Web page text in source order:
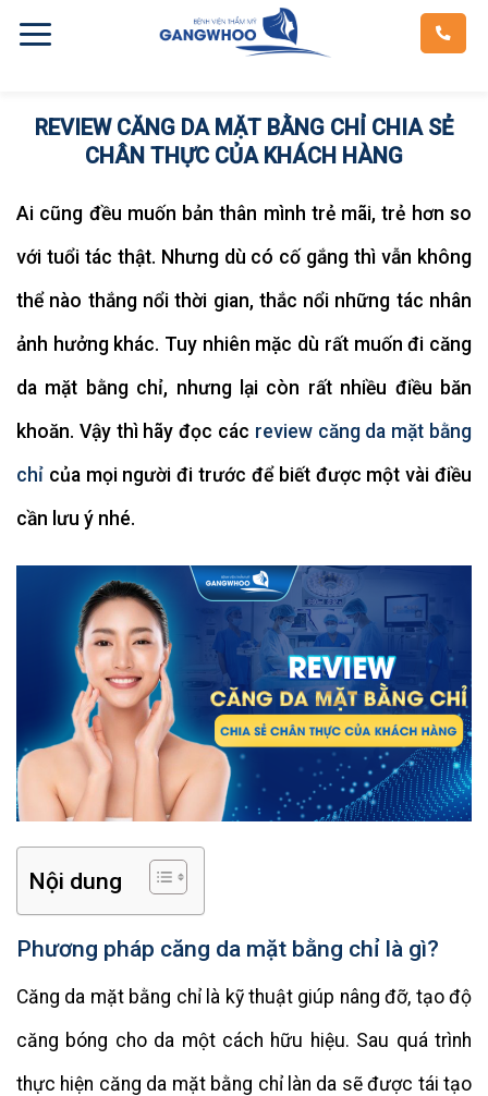
REVIEW CĂNG DA MẶT BẰNG CHỈ CHIA SẺ
CHÂN THỰC CỦA KHÁCH HÀNG
Ai cũng đều muốn bản thân mình trẻ mãi, trẻ hơn so
với tuổi tác thật. Nhưng dù có cố gắng thì vẫn không
thể nào thắng nổi thời gian, thắc nổi những tác nhân
ảnh hưởng khác. Tuy nhiên mặc dù rất muốn đi căng
da mặt bằng chỉ, nhưng lại còn rất nhiều điều băn
khoăn. Vậy thì hãy đọc các review căng da mặt bằng
chỉ của mọi người đi trước để biết được một vài điều
cần lưu ý nhé.
Nội dung
Phương pháp căng da mặt bằng chỉ là gì?
Căng da mặt bằng chỉ là kỹ thuật giúp nâng đỡ, tạo độ
căng bóng cho da một cách hữu hiệu. Sau quá trình
thực hiện căng da mặt bằng chỉ làn da sẽ được tái tạo